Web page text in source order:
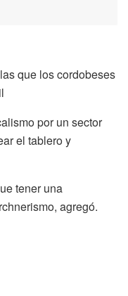
que los cordobeses
por un sector
el tablero y
tener una
agregó.